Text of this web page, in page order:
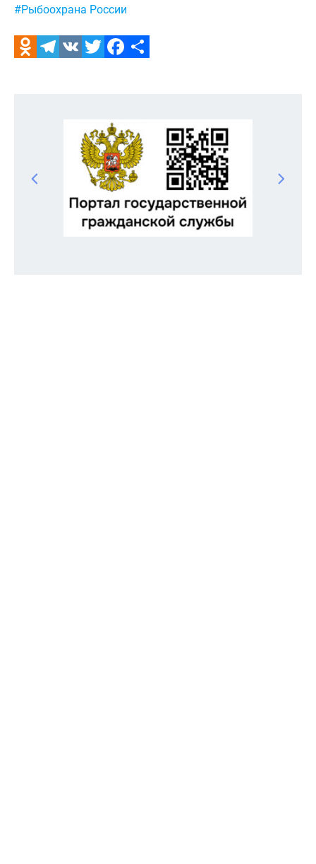
#Рыбоохрана России